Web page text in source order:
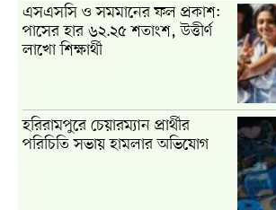
এসএসসি ও সমমানের ফল প্রকাশ:
পাসের হার ৬২.২৫ শতাংশ, উত্তীর্ণ
লাখো শিক্ষার্থী
হরিরামপুরে চেয়ারম্যান প্রার্থীর
পরিচিতি সভায় হামলার অভিযোগ